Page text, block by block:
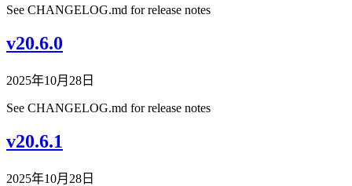
See CHANGELOG.md for release notes
v20.6.0
2025年10月28日
See CHANGELOG.md for release notes
v20.6.1
2025年10月28日